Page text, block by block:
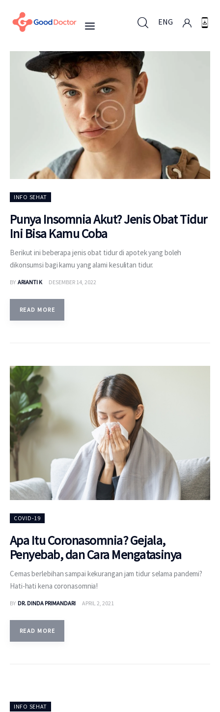
ENG
Untuk Bisnis
Untuk Anda
Mengapa Good Doctor
INFO SEHAT
Punya Insomnia Akut? Jenis Obat Tidur
Ini Bisa Kamu Coba
Berikut ini beberapa jenis obat tidur di apotek yang boleh
dikonsumsi bagi kamu yang alami kesulitan tidur.
BY ARIANTI K DESEMBER 14, 2022
READ MORE
COVID-19
Apa Itu Coronasomnia? Gejala,
Penyebab, dan Cara Mengatasinya
Cemas berlebihan sampai kekurangan jam tidur selama pandemi?
Hati-hati kena coronasomnia!
BY DR. DINDA PRIMANDARI APRIL 2, 2021
READ MORE
INFO SEHAT